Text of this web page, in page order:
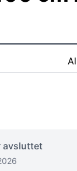
avsluttet